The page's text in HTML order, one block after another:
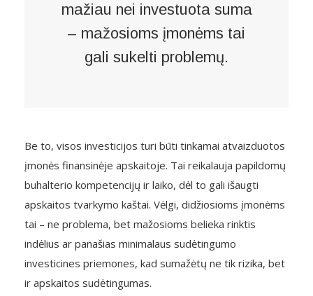
mažiau nei investuota suma
– mažosioms įmonėms tai
gali sukelti problemų.
Be to, visos investicijos turi būti tinkamai atvaizduotos
įmonės finansinėje apskaitoje. Tai reikalauja papildomų
buhalterio kompetencijų ir laiko, dėl to gali išaugti
apskaitos tvarkymo kaštai. Vėlgi, didžiosioms įmonėms
tai – ne problema, bet mažosioms belieka rinktis
indėlius ar panašias minimalaus sudėtingumo
investicines priemones, kad sumažėtų ne tik rizika, bet
ir apskaitos sudėtingumas.